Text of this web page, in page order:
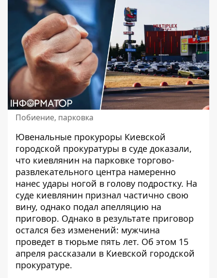
Побиение, парковка
Ювенальные прокуроры Киевской
городской прокуратуры в суде доказали,
что киевлянин на парковке торгово-
развлекательного центра намеренно
нанес удары ногой в голову подростку. На
суде киевлянин признал частично свою
вину, однако подал апелляцию на
приговор. Однако в результате приговор
остался без изменений: мужчина
проведет в тюрьме пять лет. Об этом 15
апреля рассказали в Киевской городской
прокуратуре.